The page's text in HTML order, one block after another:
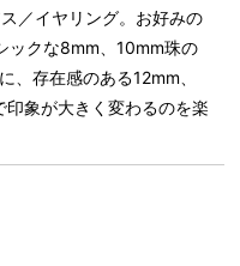
／イヤリング。お好みの
ックな8mm、10mm珠の
、存在感のある12mm、
象が大きく変わるのを楽